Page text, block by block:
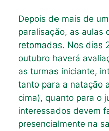
Depois de mais de
paralisação, as aulas
retomadas. Nos dias
outubro haverá
as turmas iniciante,
tanto para a natação
cima), quanto para o
interessados devem
presencialmente na